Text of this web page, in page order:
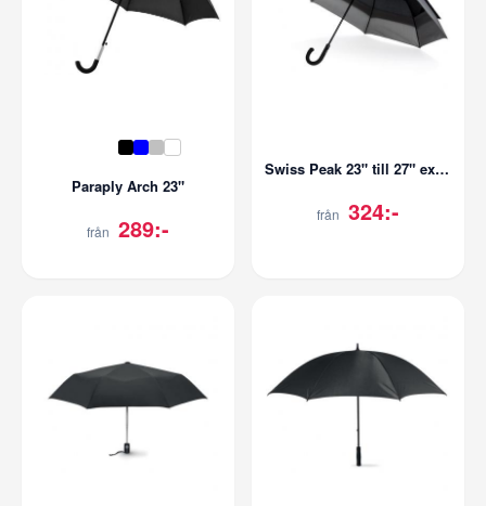
Paraply Arch 23"
från 289:-
Swiss Peak 23" till 27" expanderbart paraply
från 324:-